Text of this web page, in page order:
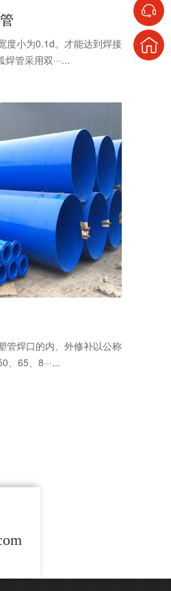
度小为0.1d。才能达到焊接
管采用双···...
管焊口的内、外修补以公称
65、8···...